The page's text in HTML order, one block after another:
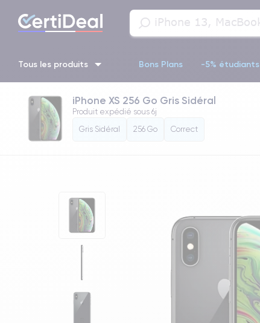
Tous les produits Bons Plans -5% étudiants
iPhone 16 iPhone 14 Pro iPhone 13 Pro
iPhone 11 Pro
iPhone XS 256 Go Gris Sidéral
Produit expédié sous 6j
Gris Sidéral
256 Go Correct